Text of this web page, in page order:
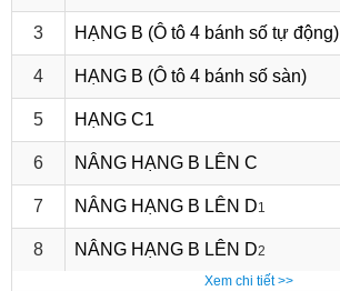
3 HẠNG B (Ô tô 4 bánh số tự động)
4 HẠNG B (Ô tô 4 bánh số sàn)
5 HẠNG C1
6 NÂNG HẠNG B LÊN C
7 NÂNG HẠNG B LÊN D1
8 NÂNG HẠNG B LÊN D2
Xem chi tiết >>